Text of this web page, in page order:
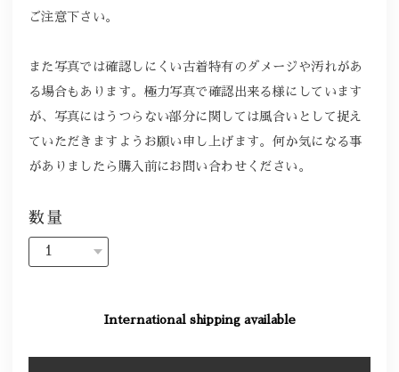
ご注意下さい。
また写真では確認しにくい古着特有のダメージや汚れがあ
る場合もあります。極力写真で確認出来る様にしています
が、写真にはうつらない部分に関しては風合いとして捉え
ていただきますようお願い申し上げます。何か気になる事
がありましたら購入前にお問い合わせください。
数量
International shipping available